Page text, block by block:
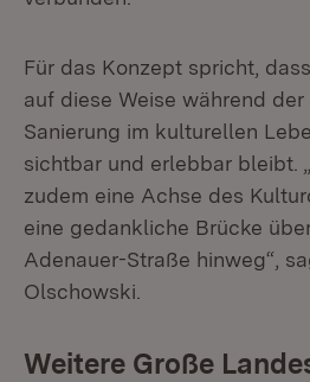
Für das Konzept spricht,
auf diese Weise während
Sanierung im kulturellen
sichtbar und erlebbar bleibt.
zudem eine Achse des
eine gedankliche Brücke
Adenauer-Straße hinweg“,
Olschowski.
Weitere Große